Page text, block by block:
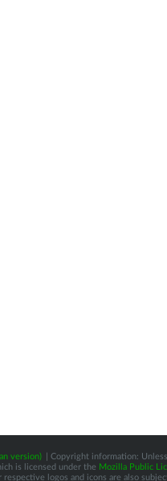
version)
| Copyright information:
is licensed under the Mozilla Public
logos and icons are also